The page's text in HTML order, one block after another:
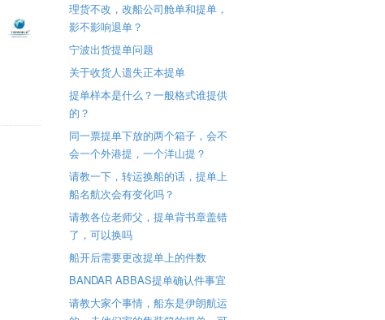
理货不改，改船公司舱单和提单，
影不影响退单？
宁波出货提单问题
关于收货人遗失正本提单
提单样本是什么？一般格式谁提供
的？
同一票提单下放的两个箱子，会不
会一个外港提，一个洋山提？
请教一下，转运换船的话，提单上
船名航次会有变化吗？
请教各位老师父，提单背书章盖错
了，可以换吗
船开后需要更改提单上的件数
BANDAR ABBAS提单确认件事宜
请教大家个事情，船东是伊朗航运